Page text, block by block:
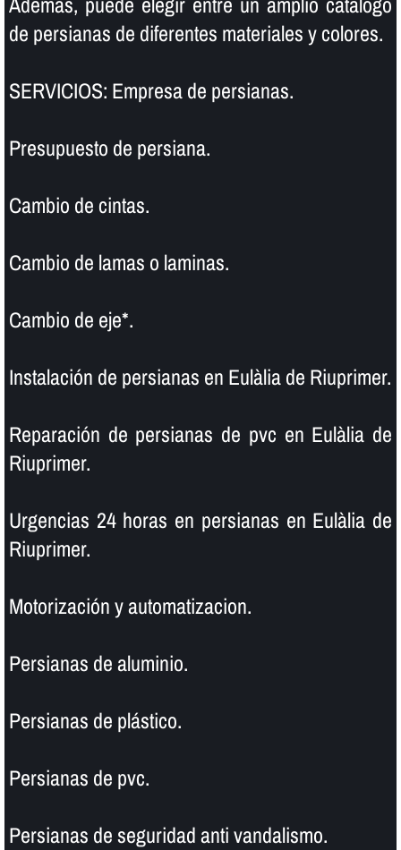
de persianas de diferentes materiales y colores.
SERVICIOS: Empresa de persianas.
Presupuesto de persiana.
Cambio de cintas.
Cambio de lamas o laminas.
Cambio de eje*.
Instalación de persianas en Eulàlia de Riuprimer.
Reparación de persianas de pvc en Eulàlia de
Riuprimer.
Urgencias 24 horas en persianas en Eulàlia de
Riuprimer.
Motorización y automatizacion.
Persianas de aluminio.
Persianas de plástico.
Persianas de pvc.
Persianas de seguridad anti vandalismo.